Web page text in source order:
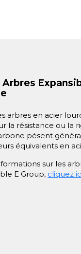
Arbres
arbres en acier
la résistance ou la
pèsent
équivalents en
sur les
E Group, cliquez